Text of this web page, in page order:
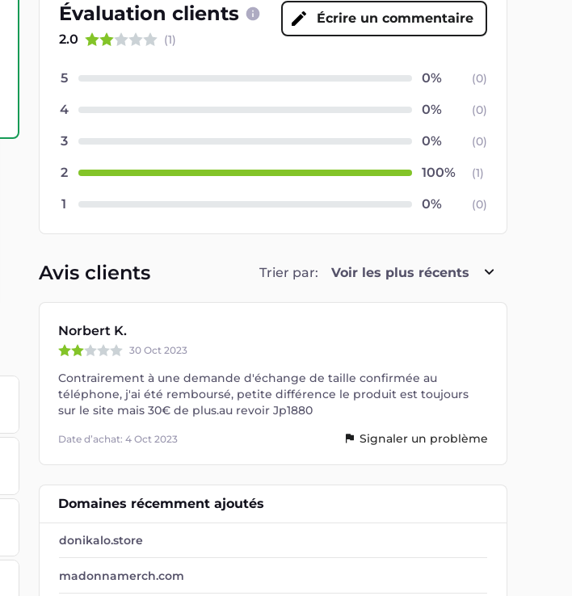
Évaluation clients
2.0 (1)
Écrire un commentaire
5 (0)
4 (0)
3 (0)
2 (1)
1 (0)
Avis clients Trier par: Voir les plus récents
Norbert K.
30 Oct 2023
Contrairement à une demande d'échange de taille confirmée au
téléphone, j'ai été remboursé, petite différence le produit est toujours
sur le site mais 30€ de plus.au revoir Jp1880
Date d’achat: 4 Oct 2023 Signaler un problème
Domaines récemment ajoutés
donikalo.store
madonnamerch.com